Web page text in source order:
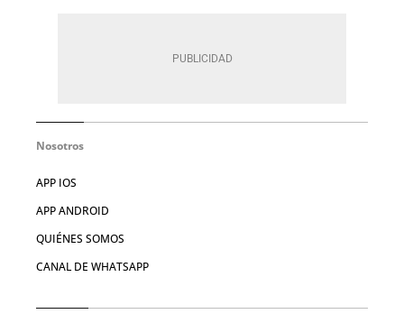
Nosotros
APP IOS
APP ANDROID
QUIÉNES SOMOS
CANAL DE WHATSAPP